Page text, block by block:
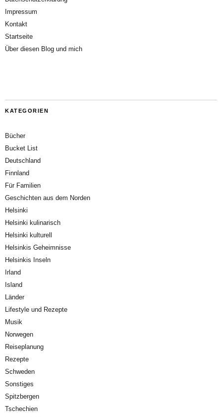
Impressum
Kontakt
Startseite
Über diesen Blog und mich
KATEGORIEN
Bücher
Bucket List
Deutschland
Finnland
Für Familien
Geschichten aus dem Norden
Helsinki
Helsinki kulinarisch
Helsinki kulturell
Helsinkis Geheimnisse
Helsinkis Inseln
Irland
Island
Länder
Lifestyle und Rezepte
Musik
Norwegen
Reiseplanung
Rezepte
Schweden
Sonstiges
Spitzbergen
Tschechien